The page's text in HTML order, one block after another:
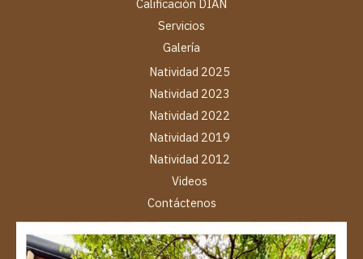
Calificación DIAN
Servicios
Galería
Natividad 2025
Natividad 2023
Natividad 2022
Natividad 2019
Natividad 2012
Videos
Contáctenos